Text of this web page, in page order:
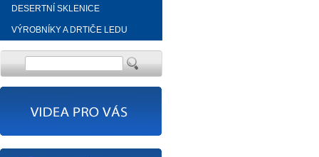
DESERTNÍ SKLENICE
VÝROBNÍKY A DRTIČE LEDU